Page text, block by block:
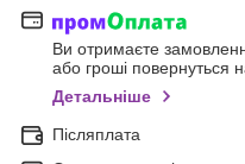
Ви отримаєте
або гроші повернуться
Детальніше
Післяплата